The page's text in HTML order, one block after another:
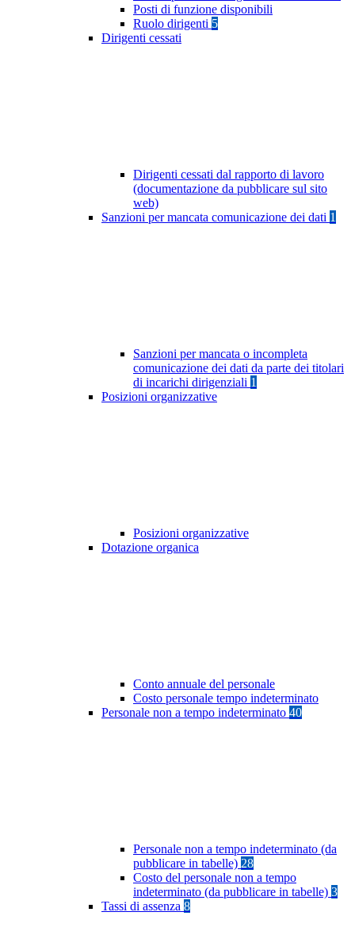
Posti di funzione disponibili
Ruolo dirigenti 5
Dirigenti cessati
Dirigenti cessati dal rapporto di lavoro
(documentazione da pubblicare sul sito
web)
Sanzioni per mancata comunicazione dei dati 1
Sanzioni per mancata o incompleta
comunicazione dei dati da parte dei titolari
di incarichi dirigenziali 1
Posizioni organizzative
Posizioni organizzative
Dotazione organica
Conto annuale del personale
Costo personale tempo indeterminato
Personale non a tempo indeterminato 40
Personale non a tempo indeterminato (da
pubblicare in tabelle) 28
Costo del personale non a tempo
indeterminato (da pubblicare in tabelle) 3
Tassi di assenza 8